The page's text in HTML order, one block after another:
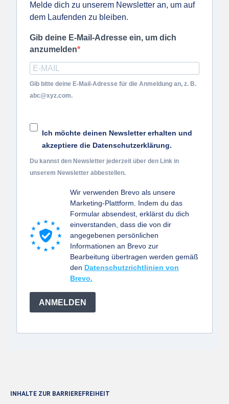
Melde dich zu unserem Newsletter an, um auf
dem Laufenden zu bleiben.
Gib deine E-Mail-Adresse ein, um dich
anzumelden
Gib bitte deine E-Mail-Adresse für die Anmeldung an, z. B.
abc@xyz.com.
Ich möchte deinen Newsletter erhalten und
akzeptiere die Datenschutzerklärung.
Du kannst den Newsletter jederzeit über den Link in
unserem Newsletter abbestellen.
Wir verwenden Brevo als unsere
Marketing-Plattform. Indem du das
Formular absendest, erklärst du dich
einverstanden, dass die von dir
angegebenen persönlichen
Informationen an Brevo zur
Bearbeitung übertragen werden gemäß
den Datenschutzrichtlinien von
Brevo.
ANMELDEN
INHALTE ZUR BARRIEREFREIHEIT